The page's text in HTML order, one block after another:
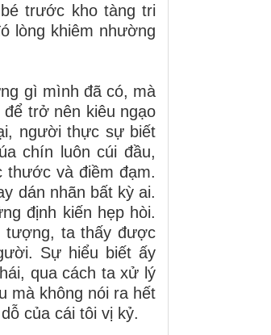
trước kho tàng tri
lòng khiêm nhường
gì mình đã có, mà
trở nên kiêu ngạo
người thực sự biết
chín luôn cúi đầu,
thước và điềm đạm.
dán nhãn bất kỳ ai.
định kiến hẹp hòi.
tượng, ta thấy được
Sự hiểu biết ấy
qua cách ta xử lý
mà không nói ra hết
của cái tôi vị kỷ.